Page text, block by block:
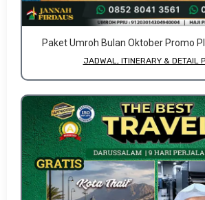
Paket Umroh Bulan Oktober Promo
JADWAL, ITINERARY & DETAIL